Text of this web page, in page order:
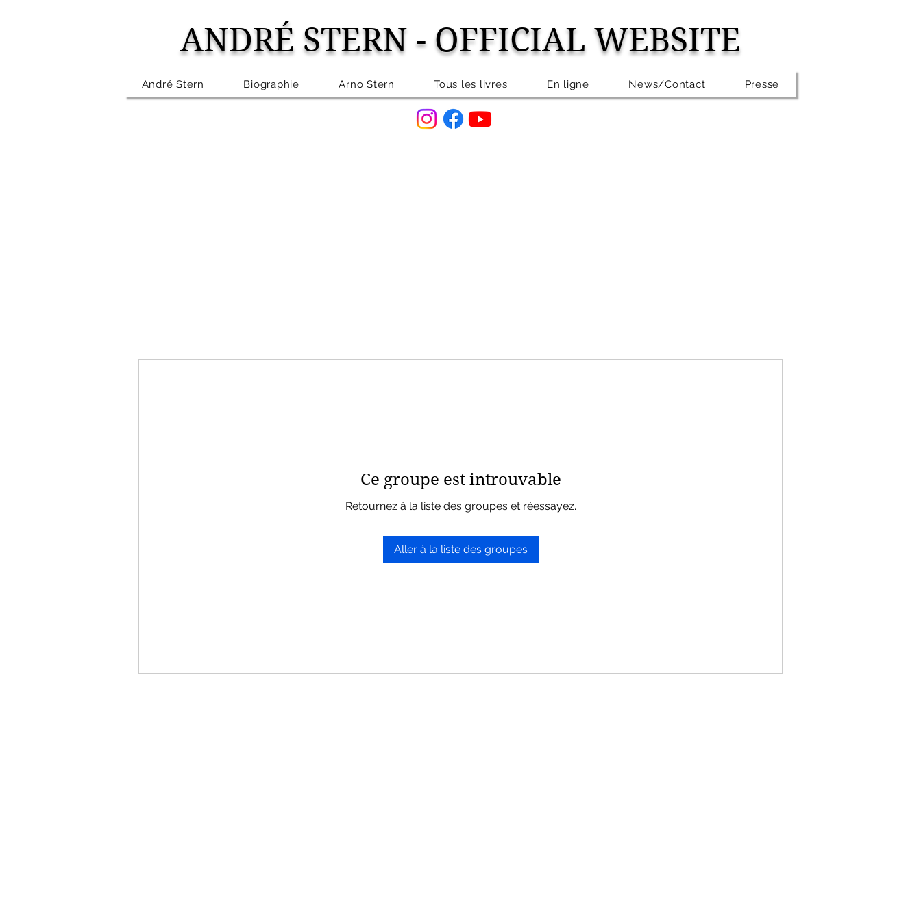
ANDRÉ STERN - OFFICIAL WEBSITE
André Stern Biographie Arno Stern Tous les livres En ligne News/Contact Presse
Ce groupe est introuvable
Retournez à la liste des groupes et réessayez.
Aller à la liste des groupes